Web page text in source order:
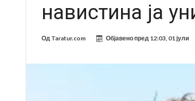
навистина ја
Од Taratur.com Објавено пред 12:03, 01 јули